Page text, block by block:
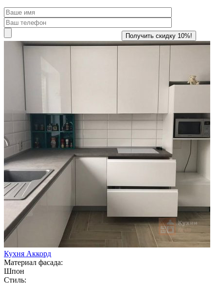
Кухня Аккорд
Материал фасада:
Шпон
Стиль: